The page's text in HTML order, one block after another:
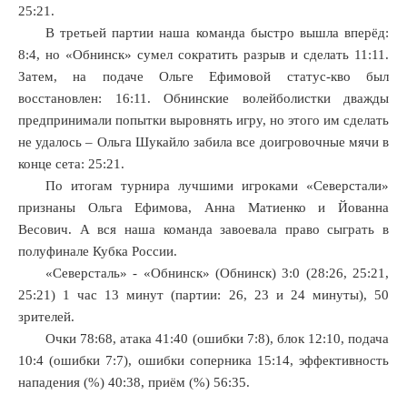
25:21.
В третьей партии наша команда быстро вышла вперёд:
8:4, но «Обнинск» сумел сократить разрыв и сделать 11:11.
Затем, на подаче Ольге Ефимовой статус-кво был
восстановлен: 16:11. Обнинские волейболистки дважды
предпринимали попытки выровнять игру, но этого им сделать
не удалось – Ольга Шукайло забила все доигровочные мячи в
конце сета: 25:21.
По итогам турнира лучшими игроками «Северстали»
признаны Ольга Ефимова, Анна Матиенко и Йованна
Весович. А вся наша команда завоевала право сыграть в
полуфинале Кубка России.
«Северсталь» - «Обнинск» (Обнинск) 3:0 (28:26, 25:21,
25:21) 1 час 13 минут (партии: 26, 23 и 24 минуты), 50
зрителей.
Очки 78:68, атака 41:40 (ошибки 7:8), блок 12:10, подача
10:4 (ошибки 7:7), ошибки соперника 15:14, эффективность
нападения (%) 40:38, приём (%) 56:35.